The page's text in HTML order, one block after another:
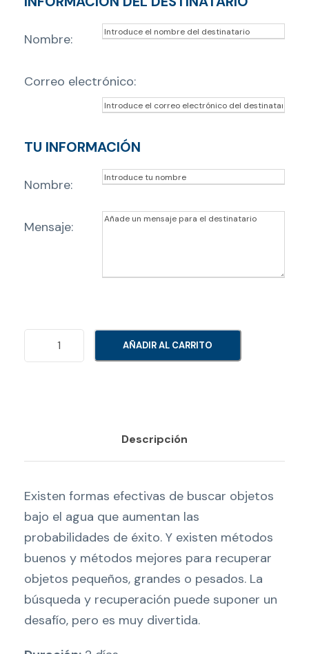
Nombre:
Correo electrónico:
TU INFORMACIÓN
Nombre:
Mensaje:
E
R
C
I
Ó
N
T
a
r
j
AÑADIR AL CARRITO
Descripción
Existen formas efectivas de buscar objetos
bajo el agua que aumentan las
probabilidades de éxito. Y existen métodos
buenos y métodos mejores para recuperar
objetos pequeños, grandes o pesados. La
búsqueda y recuperación puede suponer un
desafío, pero es muy divertida.